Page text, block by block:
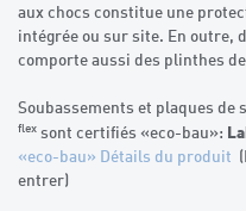
aux chocs constitue une
intégrée ou sur site. En outre,
comporte aussi des plinthes
Soubassements et plaques de
flex sont certifiés «eco-bau»:
«eco-bau» Détails du produit
entrer)